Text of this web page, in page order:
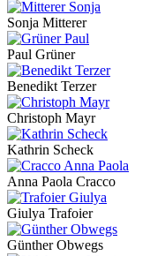
Sonja Mitterer
Paul Grüner
Benedikt Terzer
Christoph Mayr
Kathrin Scheck
Anna Paola Cracco
Giulya Trafoier
Günther Obwegs